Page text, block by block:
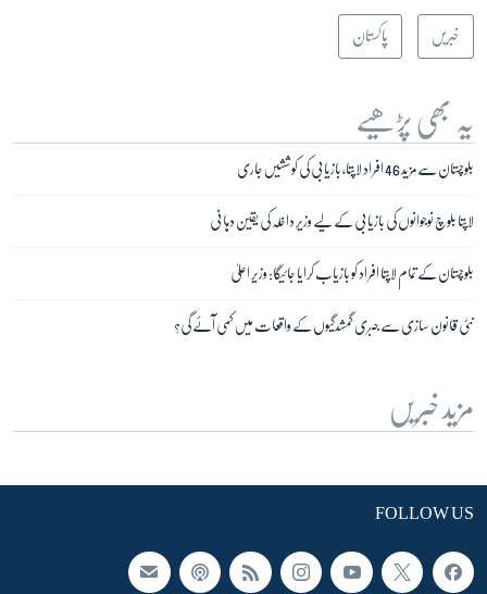
خبریں پاکستان
یہ بھی پڑھیے
بلوچستان سے مزید 46 افراد لاپتا، بازیابی کی کوششیں جاری
لاپتا بلوچ نوجوانوں کی بازیابی کے لیے وزیرِ داخلہ کی یقین دہانی
بلوچستان کے تمام لاپتا افراد کو بازیاب کرایا جائیگا: وزیر اعلیٰ
نئی قانون سازی سے جبری گمشدگیوں کے واقعات میں کمی آئے گی؟
مزید خبریں
FOLLOW US